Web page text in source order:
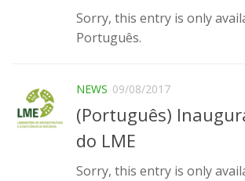
Reologia e reometria de suspensões
INCT (CEMtec)
EMBRAPII (MCE)
Revestimentos frios (CBSF)
Projeto Crescimento
Sorry, this entry is only
Português.
NEWS 09/08/2017
(Português)
do LME
Sorry, this entry is only